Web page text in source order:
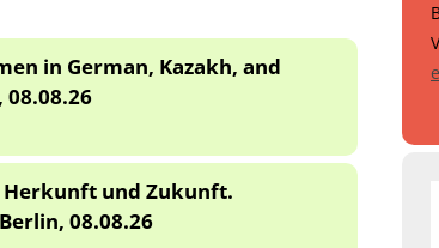
in German, Kazakh, and
08.08.26
Herkunft und Zukunft.
08.08.26